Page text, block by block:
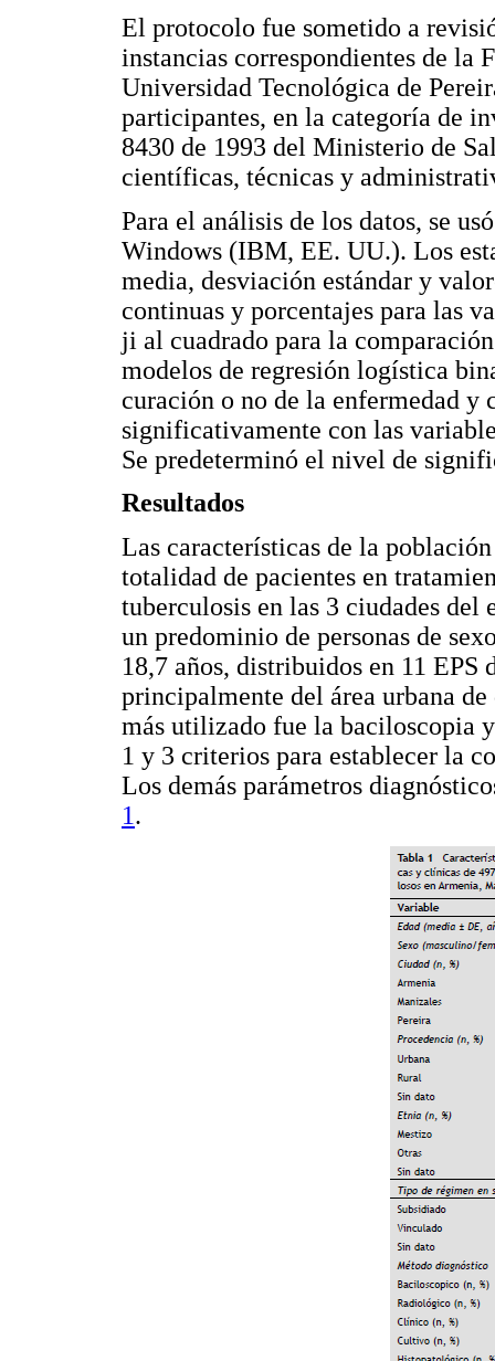
El protocolo fue sometido a
instancias correspondientes de la
Universidad Tecnológica de
participantes, en la categoría de
8430 de 1993 del Ministerio de
científicas, técnicas y
Para el análisis de los datos, se
Windows (IBM, EE. UU.). Los
media, desviación estándar y
continuas y porcentajes para las
ji al cuadrado para la
modelos de regresión logística
curación o no de la enfermedad y
significativamente con las
Se predeterminó el nivel de
Resultados
Las características de la
totalidad de pacientes en
tuberculosis en las 3 ciudades del
un predominio de personas de
18,7 años, distribuidos en 11 EPS
principalmente del área urbana
más utilizado fue la baciloscopia
1 y 3 criterios para establecer la
Los demás parámetros
1.